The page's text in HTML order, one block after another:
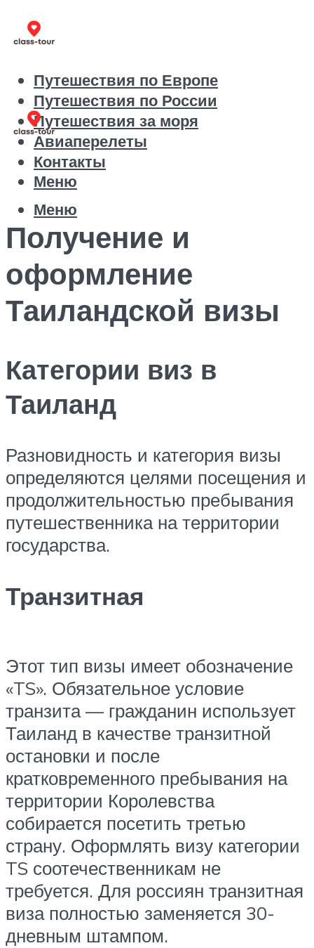
Путешествия по Европе
Путешествия по России
Путешествия за моря
Авиаперелеты
Контакты
Меню
Меню
Получение и
оформление
Таиландской визы
Категории виз в
Таиланд
Разновидность и категория визы
определяются целями посещения и
продолжительностью пребывания
путешественника на территории
государства.
Транзитная
Этот тип визы имеет обозначение
«TS». Обязательное условие
транзита — гражданин использует
Таиланд в качестве транзитной
остановки и после
кратковременного пребывания на
территории Королевства
собирается посетить третью
страну. Оформлять визу категории
TS соотечественникам не
требуется. Для россиян транзитная
виза полностью заменяется 30-
дневным штампом.